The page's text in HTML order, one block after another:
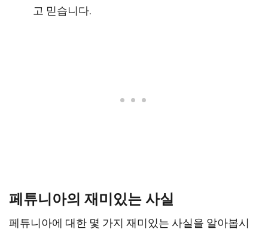
고 믿습니다.
페튜니아의 재미있는 사실
페튜니아에 대한 몇 가지 재미있는 사실을 알아봅시